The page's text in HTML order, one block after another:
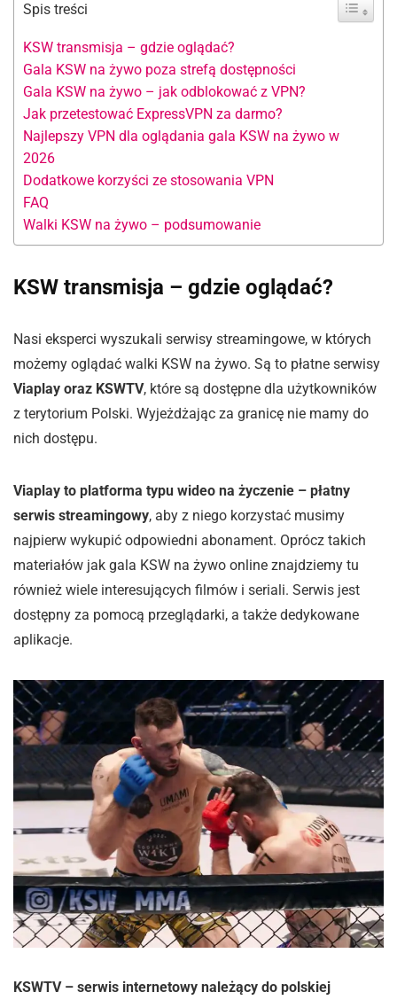
Spis treści
KSW transmisja – gdzie oglądać?
Gala KSW na żywo poza strefą dostępności
Gala KSW na żywo – jak odblokować z VPN?
Jak przetestować ExpressVPN za darmo?
Najlepszy VPN dla oglądania gala KSW na żywo w
2026
Dodatkowe korzyści ze stosowania VPN
FAQ
Walki KSW na żywo – podsumowanie
KSW transmisja – gdzie oglądać?
Nasi eksperci wyszukali serwisy streamingowe, w których
możemy oglądać walki KSW na żywo. Są to płatne serwisy
Viaplay oraz KSWTV, które są dostępne dla użytkowników
z terytorium Polski. Wyjeżdżając za granicę nie mamy do
nich dostępu.
Viaplay to platforma typu wideo na życzenie – płatny
serwis streamingowy, aby z niego korzystać musimy
najpierw wykupić odpowiedni abonament. Oprócz takich
materiałów jak gala KSW na żywo online znajdziemy tu
również wiele interesujących filmów i seriali. Serwis jest
dostępny za pomocą przeglądarki, a także dedykowane
aplikacje.
KSWTV – serwis internetowy należący do polskiej